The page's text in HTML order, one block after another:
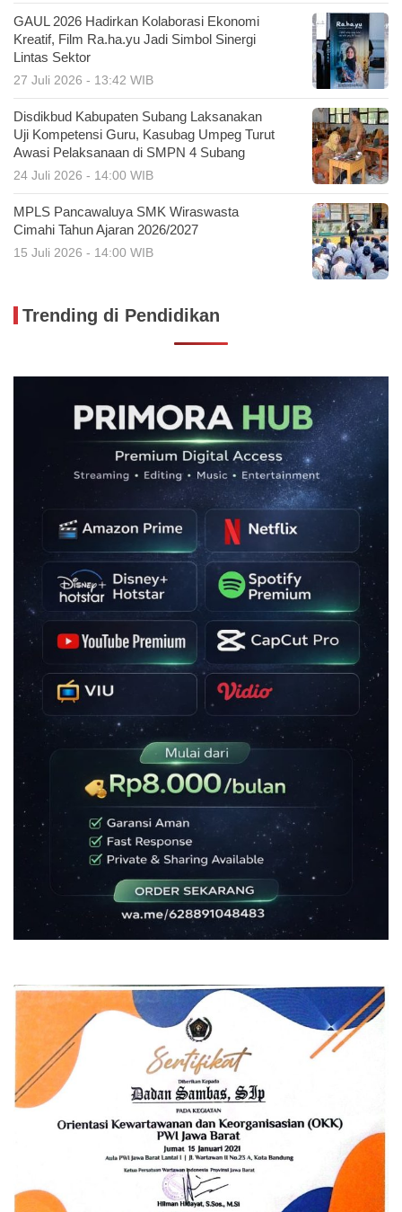
GAUL 2026 Hadirkan Kolaborasi Ekonomi
Kreatif, Film Ra.ha.yu Jadi Simbol Sinergi
Lintas Sektor
27 Juli 2026 - 13:42 WIB
Disdikbud Kabupaten Subang Laksanakan
Uji Kompetensi Guru, Kasubag Umpeg Turut
Awasi Pelaksanaan di SMPN 4 Subang
24 Juli 2026 - 14:00 WIB
MPLS Pancawaluya SMK Wiraswasta
Cimahi Tahun Ajaran 2026/2027
15 Juli 2026 - 14:00 WIB
Trending di Pendidikan